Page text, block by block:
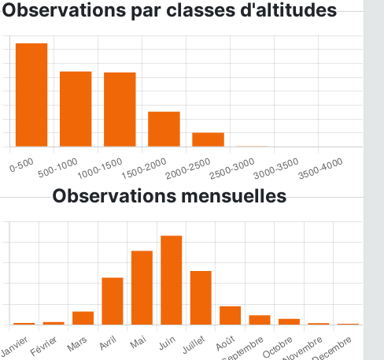
Observations par classes d'altitudes
Observations mensuelles